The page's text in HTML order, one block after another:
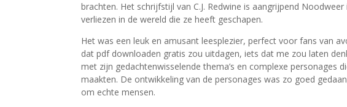
brachten. Het schrijfstijl van C.J. Redwine is aangrijpend
verliezen in de wereld die ze heeft geschapen.
Het was een leuk en amusant leesplezier, perfect voor fans van
dat pdf downloaden gratis zou uitdagen, iets dat me zou laten
met zijn gedachtenwisselende thema’s en complexe personages
maakten. De ontwikkeling van de personages was zo goed
om echte mensen.